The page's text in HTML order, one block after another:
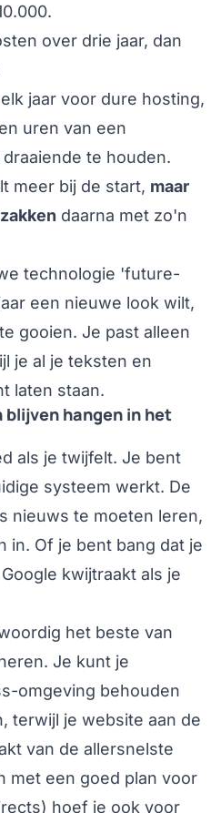
over drie jaar, dan
jaar voor dure hosting,
uren van een
te houden.
meer bij de start, maar
daarna met zo'n
technologie 'future-
een nieuwe look wilt,
gooien. Je past alleen
je al je teksten en
laten staan.
blijven hangen in het
als je twijfelt. Je bent
systeem werkt. De
nieuws te moeten leren,
in. Of je bent bang dat je
kwijtraakt als je
het beste van
Je kunt je
omgeving behouden
terwijl je website aan de
van de allersnelste
met een goed plan voor
hoef je ook voor